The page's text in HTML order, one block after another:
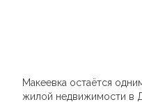
Макеевка остаётся
жилой недвижимости в